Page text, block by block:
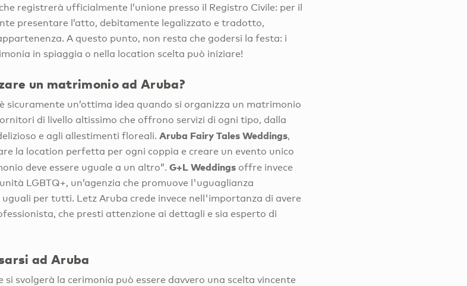
registrerà ufficialmente l’unione presso il Registro Civile: per il
presentare l’atto, debitamente legalizzato e tradotto,
A questo punto, non resta che godersi la festa: i
in spiaggia o nella location scelta può iniziare!
un matrimonio ad Aruba?
sicuramente un’ottima idea quando si organizza un matrimonio
di livello altissimo che offrono servizi di ogni tipo, dalla
e agli allestimenti floreali.Aruba Fairy Tales Weddings,
la location perfetta per ogni coppia e creare un evento unico
deve essere uguale a un altro”.G+L Weddings offre invece
LGBTQ+, un’agenzia che promuove l'uguaglianza
per tutti. Letz Aruba crede invece nell'importanza di avere
che presti attenzione ai dettagli e sia esperto di
ad Aruba
svolgerà la cerimonia può essere davvero una scelta vincente